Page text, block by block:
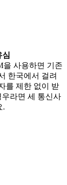
심
을 사용하면 기존
한국에서 걸려
를 제한 없이 받
라면 세 통신사
.